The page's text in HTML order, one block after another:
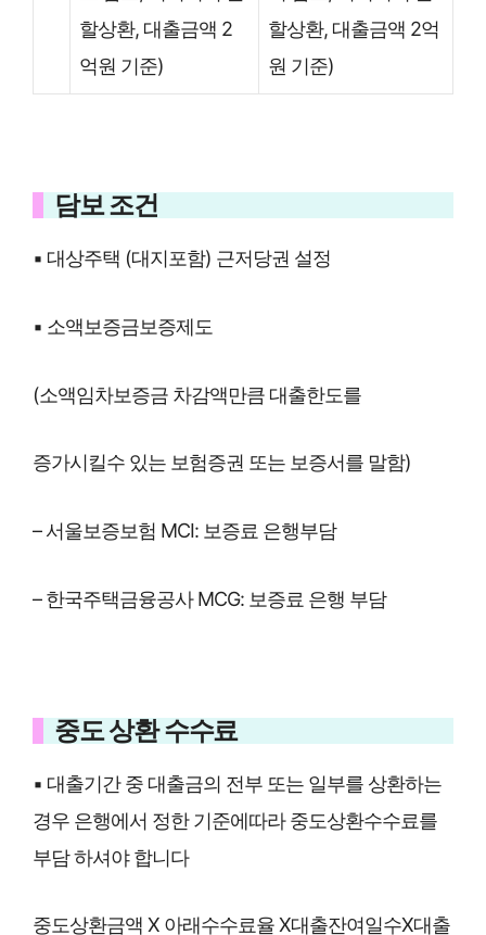
할상환, 대출금액 2
억원 기준)
할상환, 대출금액 2억
원 기준)
담보 조건
▪ 대상주택 (대지포함) 근저당권 설정
▪ 소액보증금보증제도
(소액임차보증금 차감액만큼 대출한도를
증가시킬수 있는 보험증권 또는 보증서를 말함)
– 서울보증보험 MCI: 보증료 은행부담
– 한국주택금융공사 MCG: 보증료 은행 부담
중도 상환 수수료
▪ 대출기간 중 대출금의 전부 또는 일부를 상환하는
경우 은행에서 정한 기준에따라 중도상환수수료를
부담 하셔야 합니다
중도상환금액 X 아래수수료율 X대출잔여일수X대출